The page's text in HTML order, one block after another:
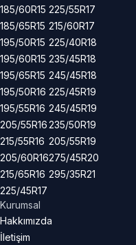
185/60R15
185/65R15
195/50R15
195/60R15
195/65R15
195/50R16
195/55R16
205/55R16
215/55R16
205/60R16
215/65R16
225/45R17
225/55R17
215/60R17
225/40R18
235/45R18
245/45R18
225/45R19
245/45R19
235/50R19
205/55R19
275/45R20
295/35R21
Kurumsal
Hakkımızda
İletişim